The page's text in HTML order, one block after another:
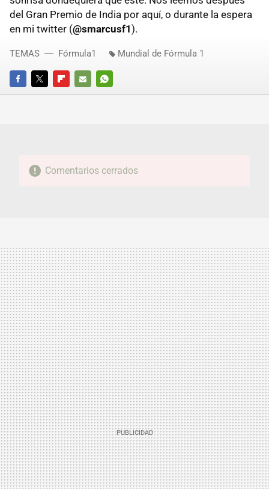
del Gran Premio de India por aquí, o durante la espera
en mi twitter (@smarcusf1).
FACEBOOKTWITTERFLIPBOARD
E-
WHATSAPP
TEMAS Fórmula1 Mundial de Fórmula 1
Comentarios cerrados